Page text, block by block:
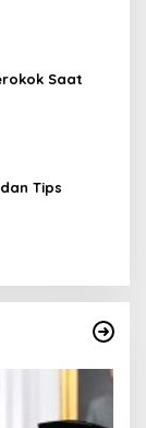
Saat
Tips